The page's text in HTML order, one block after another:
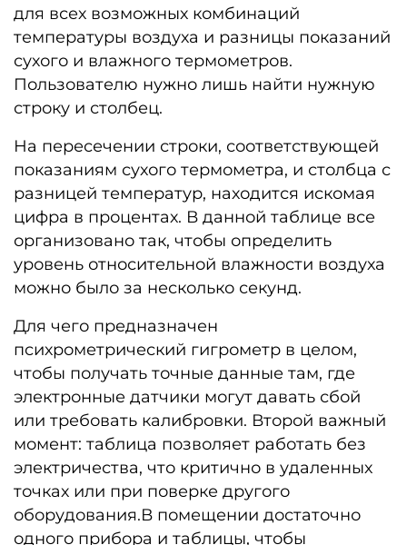
для всех возможных комбинаций
температуры воздуха и разницы показаний
сухого и влажного термометров.
Пользователю нужно лишь найти нужную
строку и столбец.
На пересечении строки, соответствующей
показаниям сухого термометра, и столбца с
разницей температур, находится искомая
цифра в процентах. В данной таблице все
организовано так, чтобы определить
уровень относительной влажности воздуха
можно было за несколько секунд.
Для чего предназначен
психрометрический гигрометр в целом,
чтобы получать точные данные там, где
электронные датчики могут давать сбой
или требовать калибровки. Второй важный
момент: таблица позволяет работать без
электричества, что критично в удаленных
точках или при поверке другого
оборудования.В помещении достаточно
одного прибора и таблицы, чтобы